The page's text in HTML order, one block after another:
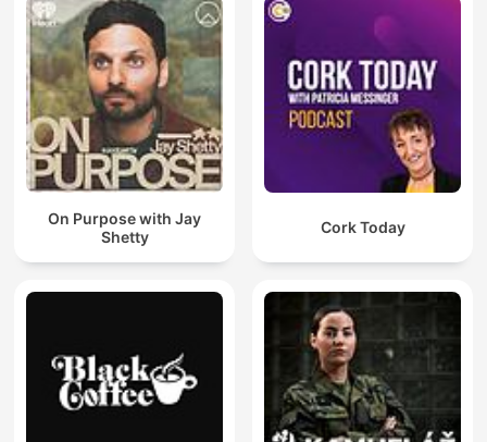
On Purpose with Jay
Shetty
Cork Today